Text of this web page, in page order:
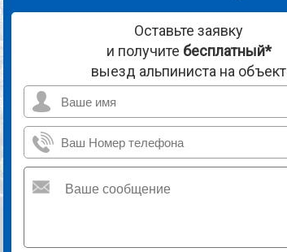
Оставьте заявку
и получите бесплатный*
выезд альпиниста на объект